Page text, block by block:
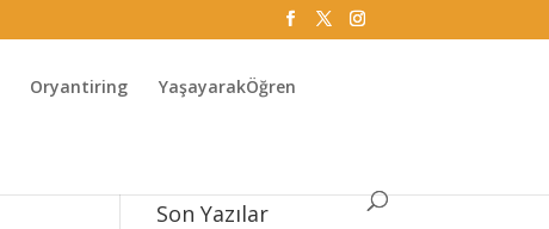
Oryantiring YaşayarakÖğren
Son Yazılar